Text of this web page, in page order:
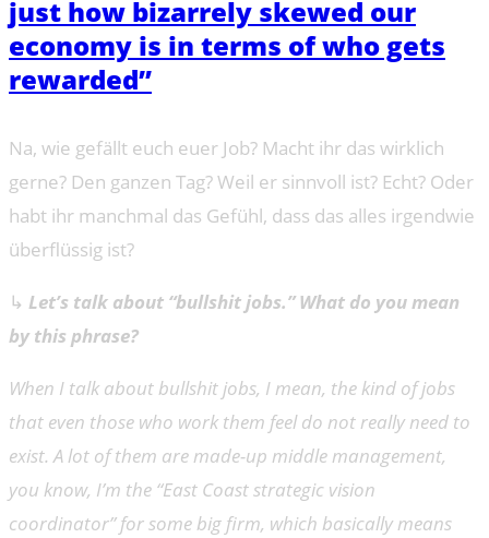
just how bizarrely skewed our
economy is in terms of who gets
rewarded”
Na, wie gefällt euch euer Job? Macht ihr das wirklich
gerne? Den ganzen Tag? Weil er sinnvoll ist? Echt? Oder
habt ihr manchmal das Gefühl, dass das alles irgendwie
überflüssig ist?
↳ Let’s talk about “bullshit jobs.” What do you mean
by this phrase?
When I talk about bullshit jobs, I mean, the kind of jobs
that even those who work them feel do not really need to
exist. A lot of them are made-up middle management,
you know, I’m the “East Coast strategic vision
coordinator” for some big firm, which basically means